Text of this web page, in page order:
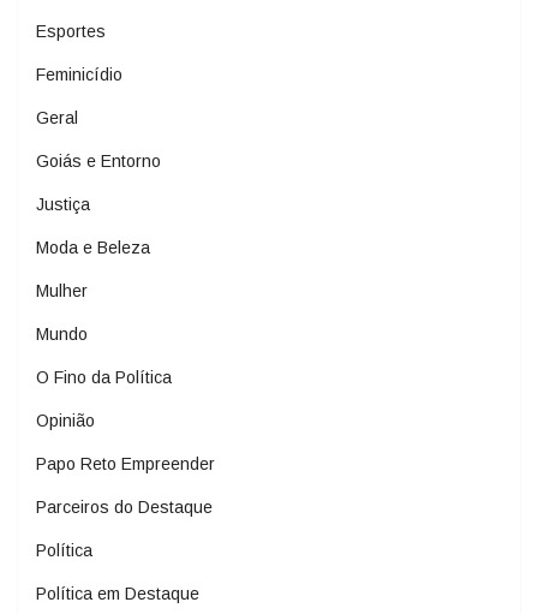
Esportes
Feminicídio
Geral
Goiás e Entorno
Justiça
Moda e Beleza
Mulher
Mundo
O Fino da Política
Opinião
Papo Reto Empreender
Parceiros do Destaque
Política
Política em Destaque